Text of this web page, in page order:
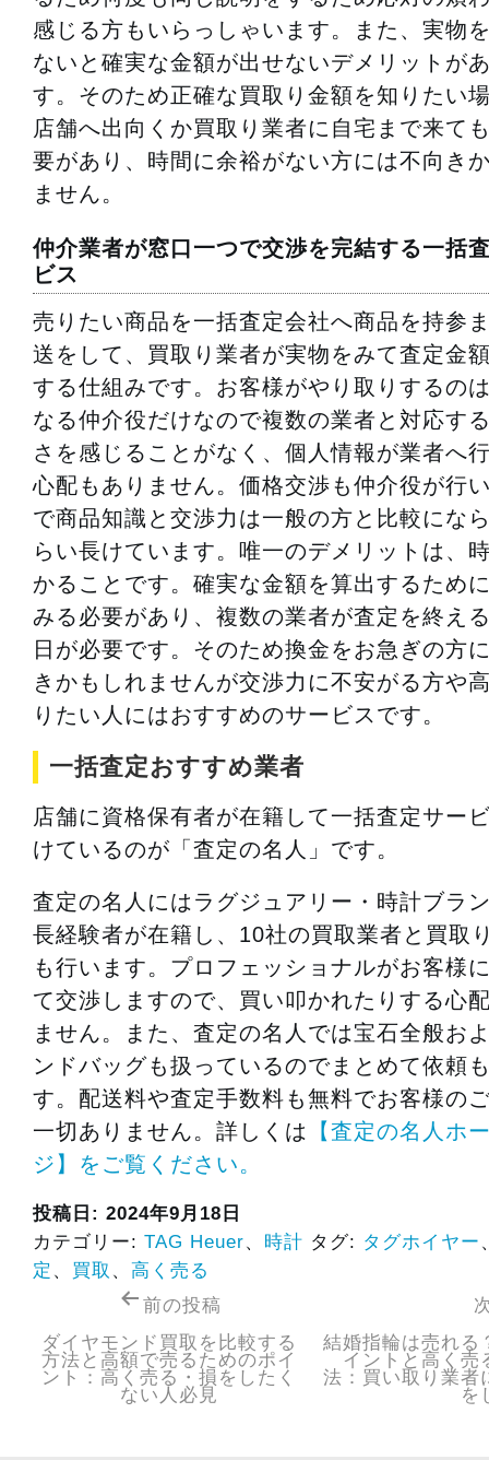
感じる方もいらっしゃいます。また、実物
ないと確実な金額が出せないデメリットが
す。そのため正確な買取り金額を知りたい
店舗へ出向くか買取り業者に自宅まで来て
要があり、時間に余裕がない方には不向き
ません。
仲介業者が窓口一つで交渉を完結する一括
ビス
売りたい商品を一括査定会社へ商品を持参
送をして、買取り業者が実物をみて査定金
する仕組みです。お客様がやり取りするの
なる仲介役だけなので複数の業者と対応す
さを感じることがなく、個人情報が業者へ
心配もありません。価格交渉も仲介役が行
で商品知識と交渉力は一般の方と比較にな
らい長けています。唯一のデメリットは、
かることです。確実な金額を算出するため
みる必要があり、複数の業者が査定を終え
日が必要です。そのため換金をお急ぎの方
きかもしれませんが交渉力に不安がる方や
りたい人にはおすすめのサービスです。
一括査定おすすめ業者
店舗に資格保有者が在籍して一括査定サー
けているのが「査定の名人」です。
査定の名人にはラグジュアリー・時計ブラ
長経験者が在籍し、10社の買取業者と買取
も行います。プロフェッショナルがお客様
て交渉しますので、買い叩かれたりする心
ません。また、査定の名人では宝石全般お
ンドバッグも扱っているのでまとめて依頼
す。配送料や査定手数料も無料でお客様の
一切ありません。詳しくは 【査定の名人ホ
ジ】をご覧ください。
投稿日: 2024年9月18日
カテゴリー: TAG Heuer、 時計 タグ: タグホイヤー
定 、 買取 、 高く売る
前の投稿
ダイヤモンド買取を比較する
方法と高額で売るためのポイ
ント：高く売る・損をしたく
ない人必見
結婚指輪は売れる
イントと高く売
法：買い取り業者
を